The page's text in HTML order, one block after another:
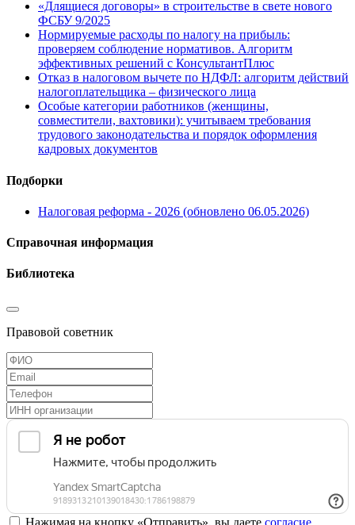
«Длящиеся договоры» в строительстве в свете нового
ФСБУ 9/2025
Нормируемые расходы по налогу на прибыль:
проверяем соблюдение нормативов. Алгоритм
эффективных решений с КонсультантПлюс
Отказ в налоговом вычете по НДФЛ: алгоритм действий
налогоплательщика – физического лица
Особые категории работников (женщины,
совместители, вахтовики): учитываем требования
трудового законодательства и порядок оформления
кадровых документов
Подборки
Налоговая реформа - 2026 (обновлено 06.05.2026)
Справочная информация
Библиотека
Правовой советник
Нажимая на кнопку «Отправить», вы даете согласие